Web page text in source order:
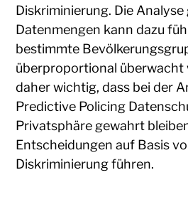
Diskriminierung. Die
Datenmengen kann dazu
bestimmte
überproportional überwacht
daher wichtig, dass bei der
Predictive Policing
Privatsphäre gewahrt
Entscheidungen auf Basis
Diskriminierung führen.